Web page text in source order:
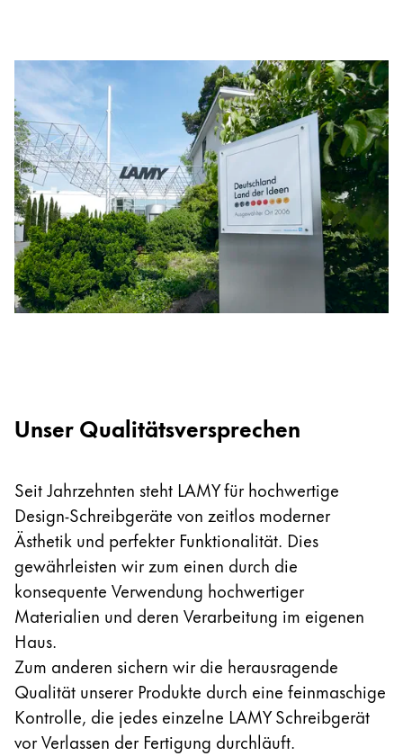
Urban Sketchers
LAMY x Kunstpalast
Lettering Workshop
Kreatives Schreiben
LAMY Stories
Unternehmen
Corporate Culture
Qualität
Design
DE/AT
English
Philippines
English
Singapore
English
Taiwan
中文
Thailand
ไทย
EnglishKhmer
English
Naher Osten
Diese Region enthält Länder mit den Sprachen,
Ozeanien
Diese Region enthält Länder mit den Sprachen,
Registrieren
Registrieren
Unser Qualitätsversprechen
Seit Jahrzehnten steht LAMY für hochwertige
Design-Schreibgeräte von zeitlos moderner
Ästhetik und perfekter Funktionalität. Dies
gewährleisten wir zum einen durch die
konsequente Verwendung hochwertiger
Materialien und deren Verarbeitung im eigenen
Haus.
Zum anderen sichern wir die herausragende
Qualität unserer Produkte durch eine feinmaschige
Kontrolle, die jedes einzelne LAMY Schreibgerät
vor Verlassen der Fertigung durchläuft.